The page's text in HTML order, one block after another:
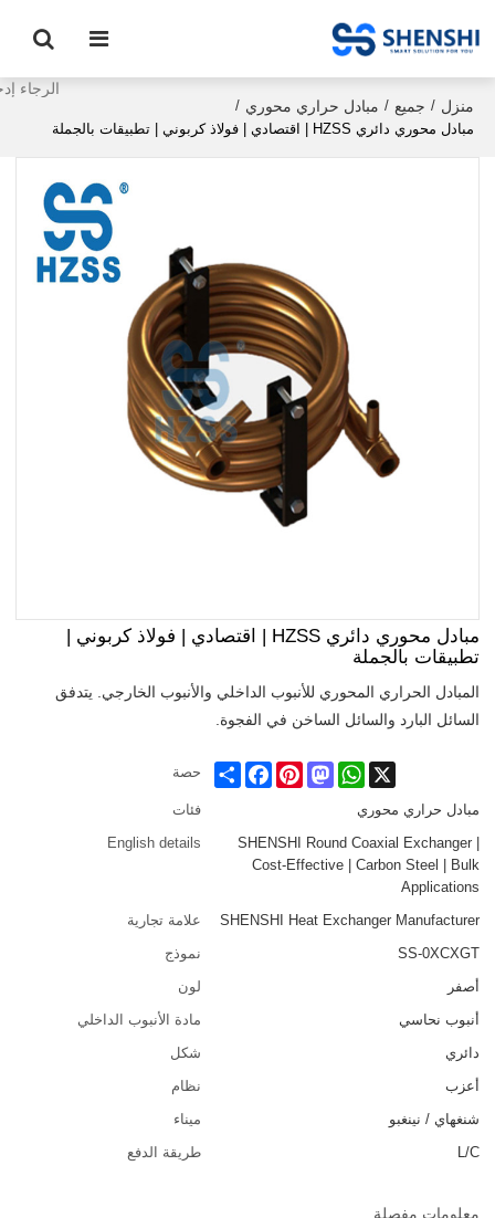
منزل / جميع / مبادل حراري محوري /
مبادل محوري دائري HZSS | اقتصادي | فولاذ كربوني | تطبيقات بالجملة
مبادل محوري دائري HZSS | اقتصادي | فولاذ كربوني |
تطبيقات بالجملة
المبادل الحراري المحوري للأنبوب الداخلي والأنبوب الخارجي. يتدفق
السائل البارد والسائل الساخن في الفجوة.
حصة Share
FacebookPinterestMastodon
WhatsApp X
فئات
مبادل حراري محوري
English details
SHENSHI Round Coaxial Exchanger |
Cost-Effective | Carbon Steel | Bulk
Applications
علامة تجارية
SHENSHI Heat Exchanger Manufacturer​
نموذج
SS-0XCXGT
لون
أصفر
مادة الأنبوب الداخلي
أنبوب نحاسي
شكل
دائري
نظام
أعزب
ميناء
شنغهاي / نينغبو
طريقة الدفع
L/C
معلومات مفصلة